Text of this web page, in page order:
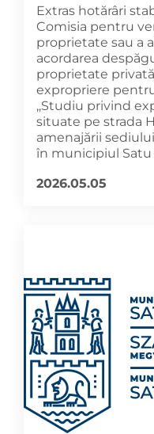
Extras hotărâri
Comisia pentru
proprietate sau a
acordarea
proprietate
expropriere
,,Studiu privind
situate pe strada
amenajării
în municipiul Satu
2026.05.05